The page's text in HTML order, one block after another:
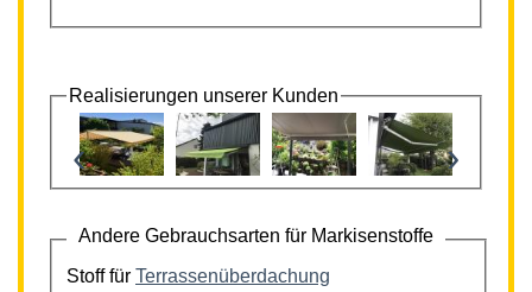
Realisierungen unserer Kunden
‹ ›
Andere Gebrauchsarten für Markisenstoffe
Stoff für Terrassenüberdachung